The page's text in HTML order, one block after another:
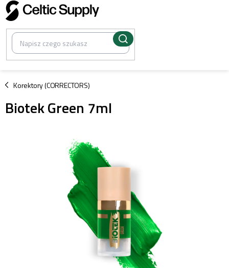
Przejść
do
treści
Korektory (CORRECTORS)
/
Biotek Green 7ml